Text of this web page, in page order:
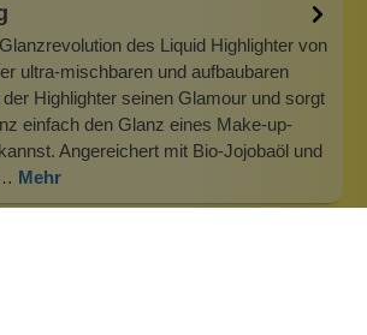
des Liquid Highlighter von
ultra-mischbaren und aufbaubaren
Highlighter seinen Glamour und sorgt
einfach den Glanz eines Make-up-
Angereichert mit Bio-Jojobaöl und
Mehr